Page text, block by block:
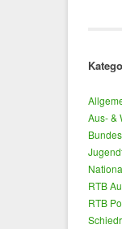
Aus- &
RTB
RTB